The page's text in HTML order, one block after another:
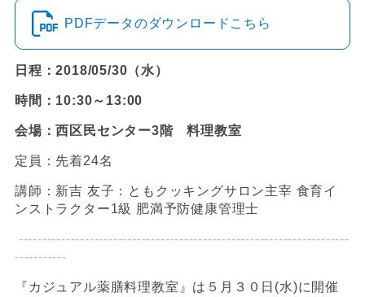
PDFデータのダウンロードこちら
日程：2018/05/30（水）
時間：10:30～13:00
会場：西区民センター3階 料理教室
定員：先着24名
講師：新吉 友子：ともクッキングサロン主宰 食育イ
ンストラクター1級 肥満予防健康管理士
----------------------------------------------------------------------
-----------
『カジュアル薬膳料理教室』は５月３０日(水)に開催